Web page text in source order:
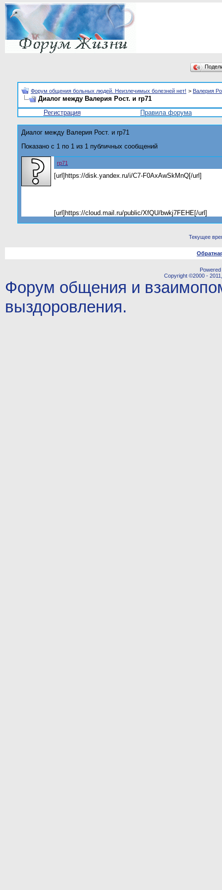
Форум общения больных людей. Неизлечимых болезней нет! > Валерия
Диалог между Валерия Рост. и rp71
Регистрация
Правила форума
Диалог между Валерия Рост. и rp71
Показано с 1 по 1 из 1 публичных сообщений
rp71
[url]https://disk.yandex.ru/i/C7-F0AxAwSkMnQ[/url]
[url]https://cloud.mail.ru/public/XfQU/bwkj7FEHE[/url]
Текущее
Copyright ©2000 -
Форум общения и
выздоровления.